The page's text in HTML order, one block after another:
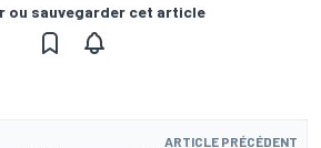
ou sauvegarder cet article
ARTICLE PRÉCÉDENT